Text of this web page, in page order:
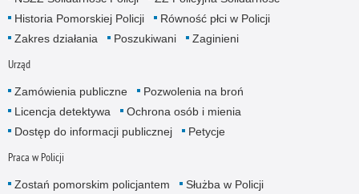
Historia Pomorskiej Policji
Równość płci w Policji
Zakres działania
Poszukiwani Zaginieni
Urząd
Zamówienia publiczne
Pozwolenia na broń
Licencja detektywa
Ochrona osób i mienia
Dostęp do informacji publicznej
Petycje
Praca w Policji
Zostań pomorskim policjantem
Służba w Policji